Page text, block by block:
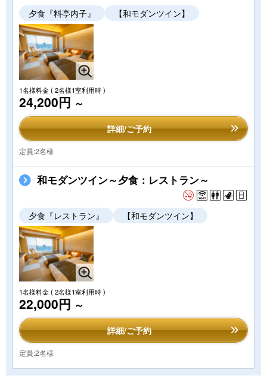
夕食『料亭内子』 【和モダンツイン】
1名様料金( 2名様1室利用時 )
24,200円 ～
詳細/ご予約
定員:2名様
和モダンツイン～夕食：レストラン～
夕食『レストラン』 【和モダンツイン】
1名様料金( 2名様1室利用時 )
22,000円 ～
詳細/ご予約
定員:2名様